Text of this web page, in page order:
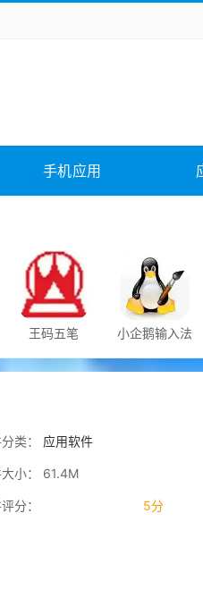
件 影音软件 插
手机应用
王码五笔 小企鹅输入法
类： 应用软件
小： 61.4M
分： 5分